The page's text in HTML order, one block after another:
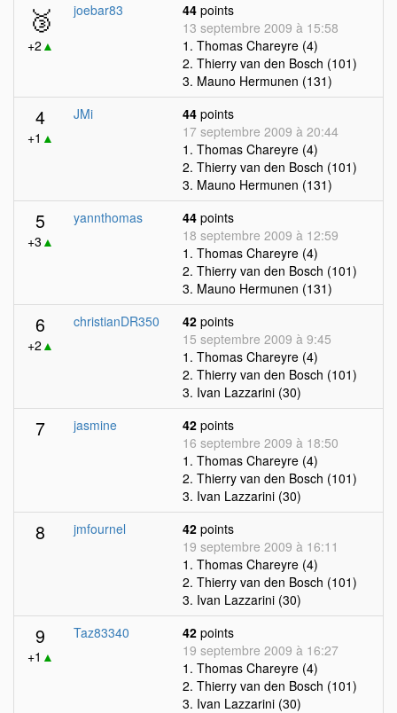
🥉
+2 ▲
joebar83 44 points
13 septembre 2009 à 15:58
1. Thomas Chareyre (4)
2. Thierry van den Bosch (101)
3. Mauno Hermunen (131)
4
+1 ▲
JMi 44 points
17 septembre 2009 à 20:44
1. Thomas Chareyre (4)
2. Thierry van den Bosch (101)
3. Mauno Hermunen (131)
5
+3 ▲
yannthomas 44 points
18 septembre 2009 à 12:59
1. Thomas Chareyre (4)
2. Thierry van den Bosch (101)
3. Mauno Hermunen (131)
6
+2 ▲
christianDR350 42 points
15 septembre 2009 à 9:45
1. Thomas Chareyre (4)
2. Thierry van den Bosch (101)
3. Ivan Lazzarini (30)
7 jasmine 42 points
16 septembre 2009 à 18:50
1. Thomas Chareyre (4)
2. Thierry van den Bosch (101)
3. Ivan Lazzarini (30)
8 jmfournel 42 points
19 septembre 2009 à 16:11
1. Thomas Chareyre (4)
2. Thierry van den Bosch (101)
3. Ivan Lazzarini (30)
9
+1 ▲
Taz83340 42 points
19 septembre 2009 à 16:27
1. Thomas Chareyre (4)
2. Thierry van den Bosch (101)
3. Ivan Lazzarini (30)